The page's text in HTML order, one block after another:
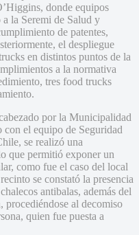
donde equipos
la Seremi de Salud y
de patentes,
el despliegue
en distintos puntos de la
a la normativa
tres food trucks
por la Municipalidad
con el equipo de Seguridad
se realizó una
que permitió exponer un
como fue el caso del local
se constató la presencia
antibalas, además del
procediéndose al decomiso
quien fue puesta a